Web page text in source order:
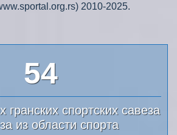
2010-2025.
58
гранских спортских савеза
из области спорта